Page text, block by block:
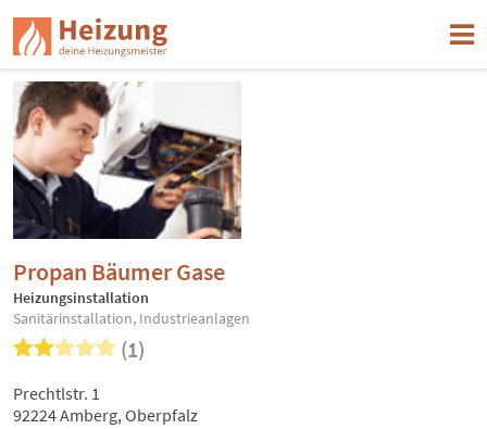
Propan Bäumer Gase
Heizungsinstallation
Sanitärinstallation, Industrieanlagen
(1)
Prechtlstr. 1
92224 Amberg, Oberpfalz